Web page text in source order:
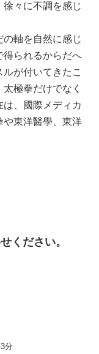
々に不調を感じ
軸を自然に感じ
得られるからだへ
が付いてきたこ
極拳だけでなく
、國際メディカ
や東洋醫學、東洋
ください。
分